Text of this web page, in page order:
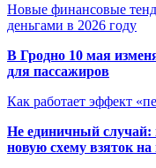
Новые финансовые
деньгами в 2026 году
В Гродно 10 мая
для пассажиров
Как работает эффект
Не единичный случай:
новую схему взяток